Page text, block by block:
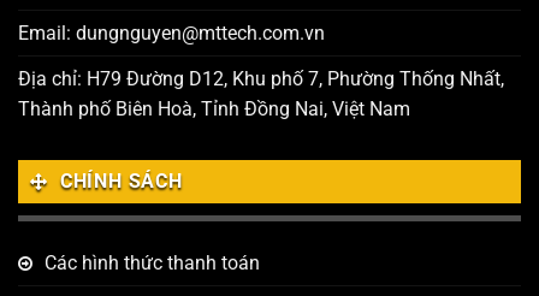
Email: dungnguyen@mttech.com.vn
Địa chỉ: H79 Đường D12, Khu phố 7, Phường Thống Nhất,
Thành phố Biên Hoà, Tỉnh Đồng Nai, Việt Nam
CHÍNH SÁCH
Các hình thức thanh toán